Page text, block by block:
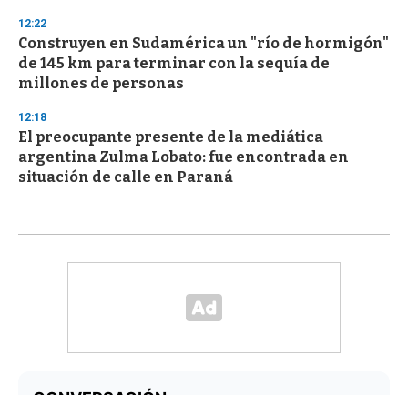
12:22
Construyen en Sudamérica un "río de hormigón"
de 145 km para terminar con la sequía de
millones de personas
12:18
El preocupante presente de la mediática
argentina Zulma Lobato: fue encontrada en
situación de calle en Paraná